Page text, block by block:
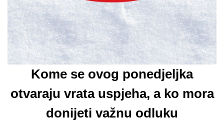
Kome se ovog ponedjeljka
otvaraju vrata uspjeha, a ko mora
donijeti važnu odluku